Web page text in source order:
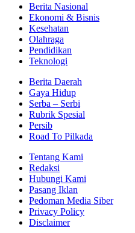
Berita Nasional
Ekonomi & Bisnis
Kesehatan
Olahraga
Pendidikan
Teknologi
Berita Daerah
Gaya Hidup
Serba – Serbi
Rubrik Spesial
Persib
Road To Pilkada
Tentang Kami
Redaksi
Hubungi Kami
Pasang Iklan
Pedoman Media Siber
Privacy Policy
Disclaimer